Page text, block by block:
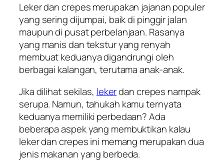
Leker dan crepes merupakan jajanan populer
yang sering dijumpai, baik di pinggir jalan
maupun di pusat perbelanjaan. Rasanya
yang manis dan tekstur yang renyah
membuat keduanya digandrungi oleh
berbagai kalangan, terutama anak-anak.
Jika dilihat sekilas, lekerdan crepes nampak
serupa. Namun, tahukah kamu ternyata
keduanya memiliki perbedaan? Ada
beberapa aspek yang membuktikan kalau
leker dan crepes ini memang merupakan dua
jenis makanan yang berbeda.